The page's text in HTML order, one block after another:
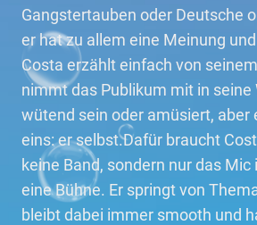
Gangstertauben oder Deutsche
er hat zu allem eine Meinung
Costa erzählt einfach von
nimmt das Publikum mit in seine
wütend sein oder amüsiert, aber
eins: er selbst.Dafür braucht
keine Band, sondern nur das Mic
eine Bühne. Er springt von
bleibt dabei immer smooth und